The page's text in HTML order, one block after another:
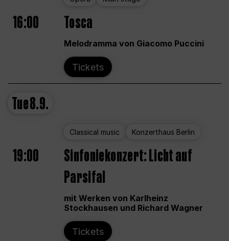
16:00 Tosca
Melodramma von Giacomo Puccini
Tickets
Tue8.9.
Classical music Konzerthaus Berlin
19:00
Sinfoniekonzert: Licht auf
Parsifal
mit Werken von Karlheinz
Stockhausen und Richard Wagner
Tickets